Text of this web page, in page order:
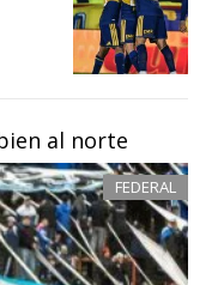
al norte
FEDERAL